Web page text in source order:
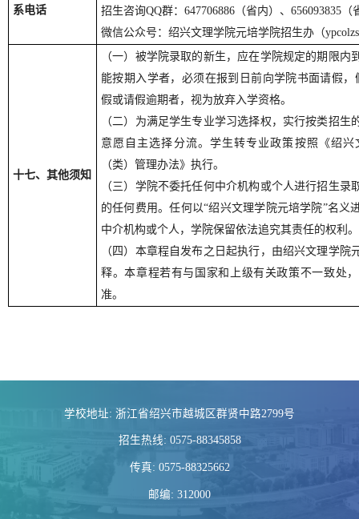
系电话
招生咨询QQ群： 647706886 （省内）、 656093835 （
微信公众号：绍兴文理学院元培学院招生办（
十七、其他须知
（一）被学院录取的新生，应在学院规定的期限内
能按期入学者，必须在报到日前向学院书面请假
假或请假逾期者，视为放弃入学资格。
（二）为满足学生专业学习选择权，实行按类招生
意愿自主选择分流。学生转专业政策按照《绍
（类）管理办法》执行。
（三）学院不委托任何中介机构或个人进行招生录
的任何费用。任何以“绍兴文理学院元培学院”名义
中介机构或个人，学院保留依法追究其责任的权利。
（四）本章程自发布之日起执行，由绍兴文理学院
释。本章程若有与国家和上级有关政策不一致处
准。
学校地址: 浙江省绍兴市越城区群贤中路2799号
招生热线: 0575-88345858
传真: 0575-88325662
邮编: 312000